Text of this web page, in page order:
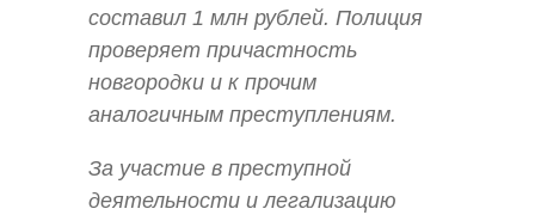
составил 1 млн рублей. Полиция
проверяет причастность
новгородки и к прочим
аналогичным преступлениям.
За участие в преступной
деятельности и легализацию